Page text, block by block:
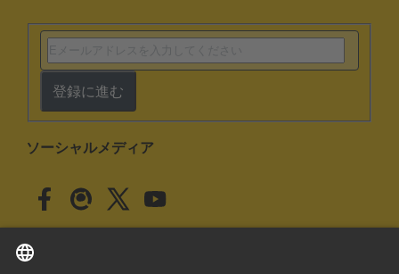
登録に進む
ソーシャルメディア